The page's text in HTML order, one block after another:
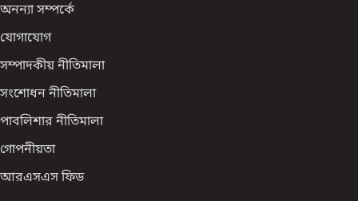
অনন্যা সম্পর্কে
যোগাযোগ
সম্পাদকীয় নীতিমালা
সংশোধন নীতিমালা
পাবলিশার নীতিমালা
গোপনীয়তা
আরএসএস ফিড